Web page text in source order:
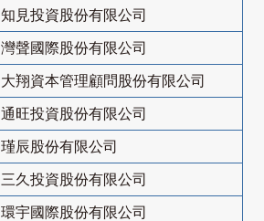
知見投資股份有限公司
灣聲國際股份有限公司
大翔資本管理顧問股份有限公司
通旺投資股份有限公司
瑾辰股份有限公司
三久投資股份有限公司
環宇國際股份有限公司